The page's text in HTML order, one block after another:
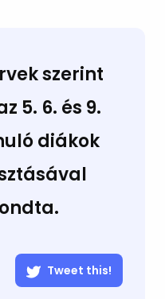
szerint
5. 6. és 9.
diákok
Tweet this!